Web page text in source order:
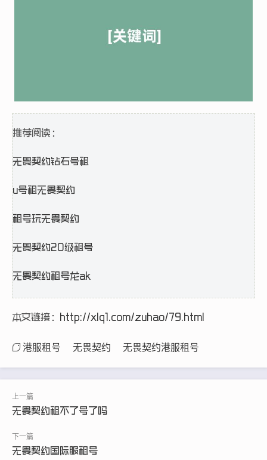
推荐阅读：
无畏契约钻石号租
u号租无畏契约
租号玩无畏契约
无畏契约20级租号
无畏契约租号龙ak
本文链接： http://xlq1.com/zuhao/79.html
港服租号 无畏契约 无畏契约港服租号
无畏契约租不了号了吗
无畏契约国际服租号